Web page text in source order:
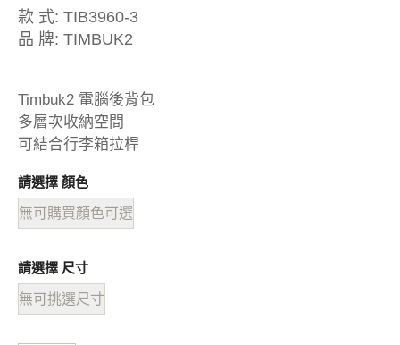
款 式: TIB3960-3
品 牌: TIMBUK2
Timbuk2 電腦後背包
多層次收納空間
可結合行李箱拉桿
請選擇 顏色
無可購買顏色可選
請選擇 尺寸
無可挑選尺寸